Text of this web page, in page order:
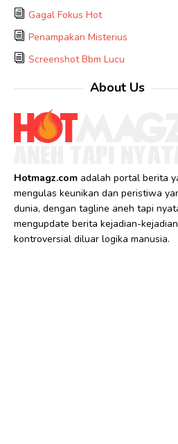
Gagal Fokus Hot
Penampakan Misterius
Screenshot Bbm Lucu
About Us
Hotmagz.comadalah portal berita
mengulas keunikan dan peristiwa
dunia, dengan tagline aneh tapi
mengupdate berita kejadian-kejadian
kontroversial diluar logika manusia.